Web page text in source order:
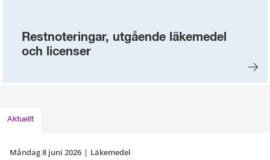
Restnoteringar, utgående läkemedel
och licenser
Aktuellt
måndag 8 juni 2026 | Läkemedel